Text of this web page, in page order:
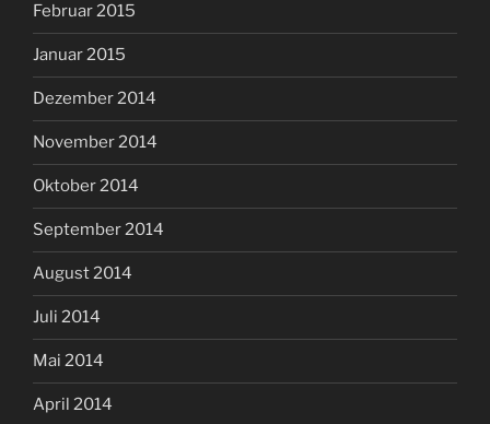
Februar 2015
Januar 2015
Dezember 2014
November 2014
Oktober 2014
September 2014
August 2014
Juli 2014
Mai 2014
April 2014